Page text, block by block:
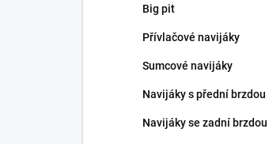
Big pit
Přívlačové navijáky
Sumcové navijáky
Navijáky s přední brzdou
Navijáky se zadní brzdou